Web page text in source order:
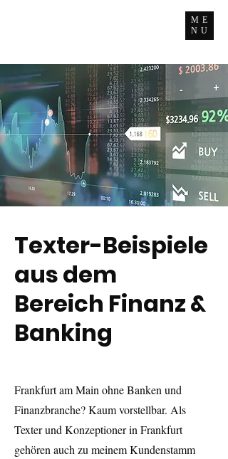
ME
NU
Texter-Beispiele
aus dem
Bereich Finanz &
Banking
Frankfurt am Main ohne Banken und
Finanzbranche? Kaum vorstellbar. Als
Texter und Konzeptioner in Frankfurt
gehören auch zu meinem Kundenstamm